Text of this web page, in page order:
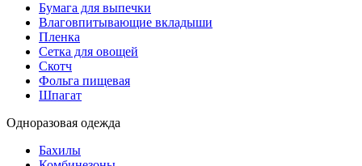
Бумага для выпечки
Влаговпитывающие вкладыши
Пленка
Сетка для овощей
Скотч
Фольга пищевая
Шпагат
Одноразовая одежда
Бахилы